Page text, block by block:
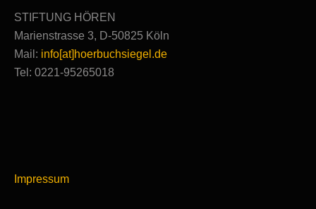
STIFTUNG HÖREN
Marienstrasse 3, D-50825 Köln
Mail: info[at]hoerbuchsiegel.de
Tel: 0221-95265018
Impressum